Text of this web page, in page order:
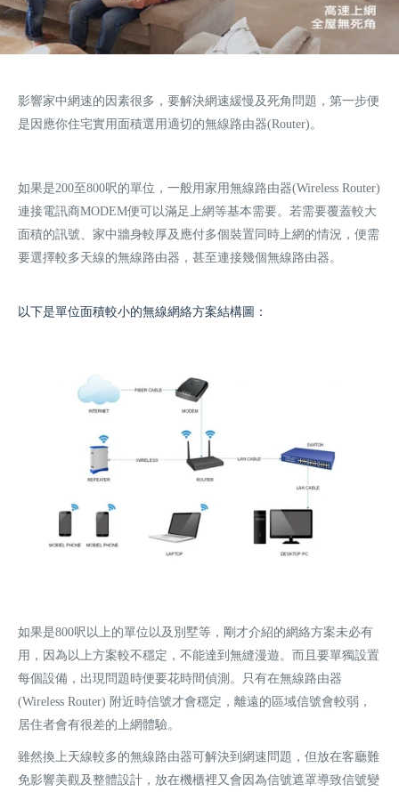
影響家中網速的因素很多，要解決網速緩慢及死角問題，第一步便
是因應你住宅實用面積選用適切的無線路由器(Router)。
如果是200至800呎的單位，一般用家用無線路由器(Wireless Router)
連接電訊商MODEM便可以滿足上網等基本需要。若需要覆蓋較大
面積的訊號、家中牆身較厚及應付多個裝置同時上網的情況，便需
要選擇較多天線的無線路由器，甚至連接幾個無線路由器。
以下是單位面積較小的無線網絡方案結構圖：
如果是800呎以上的單位以及別墅等，剛才介紹的網絡方案未必有
用，因為以上方案較不穩定，不能達到無縫漫遊。而且要單獨設置
每個設備，出現問題時便要花時間偵測。只有在無線路由器
(Wireless Router) 附近時信號才會穩定，離遠的區域信號會較弱，
居住者會有很差的上網體驗。
雖然換上天線較多的無線路由器可解決到網速問題，但放在客廳難
免影響美觀及整體設計，放在機櫃裡又會因為信號遮罩導致信號變